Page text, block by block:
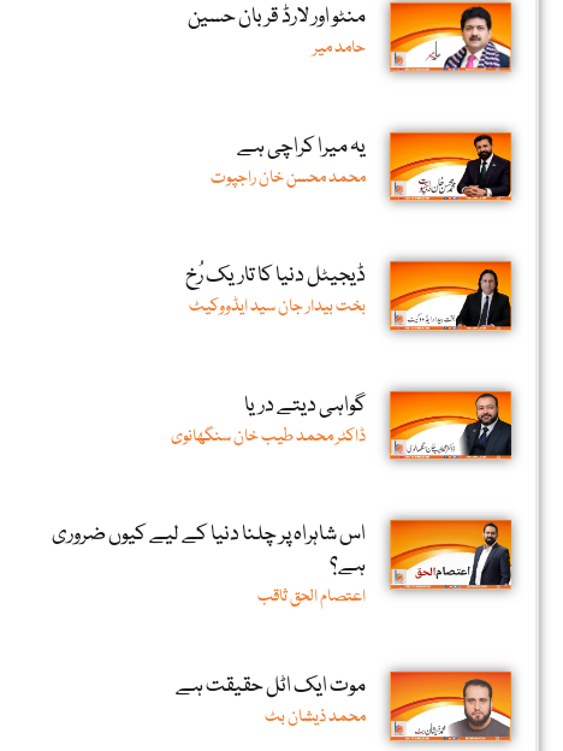
منٹو اور لارڈ قربان حسین
حامد میر
یہ میرا کراچی ہے
محمد محسن خان راجپوت
ڈیجیٹل دنیا کا تاریک رُخ
بخت بیدار جان سید ایڈووکیٹ
گواہی دیتے دریا
ڈاکٹر محمد طیب خان سنگھانوی
اس شاہراہ پر چلنا دنیا کے لیے کیوں ضروری
ہے؟
اعتصام الحق ثاقب
موت ایک اٹل حقیقت ہے
محمد ذیشان بٹ